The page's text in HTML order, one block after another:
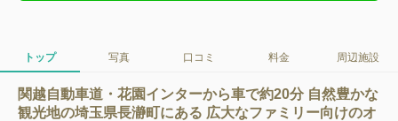
トップ 写真 口コミ 料金 周辺施設
関越自動車道・花園インターから車で約20分 自然豊かな
観光地の埼玉県長瀞町にある 広大なファミリー向けのオ